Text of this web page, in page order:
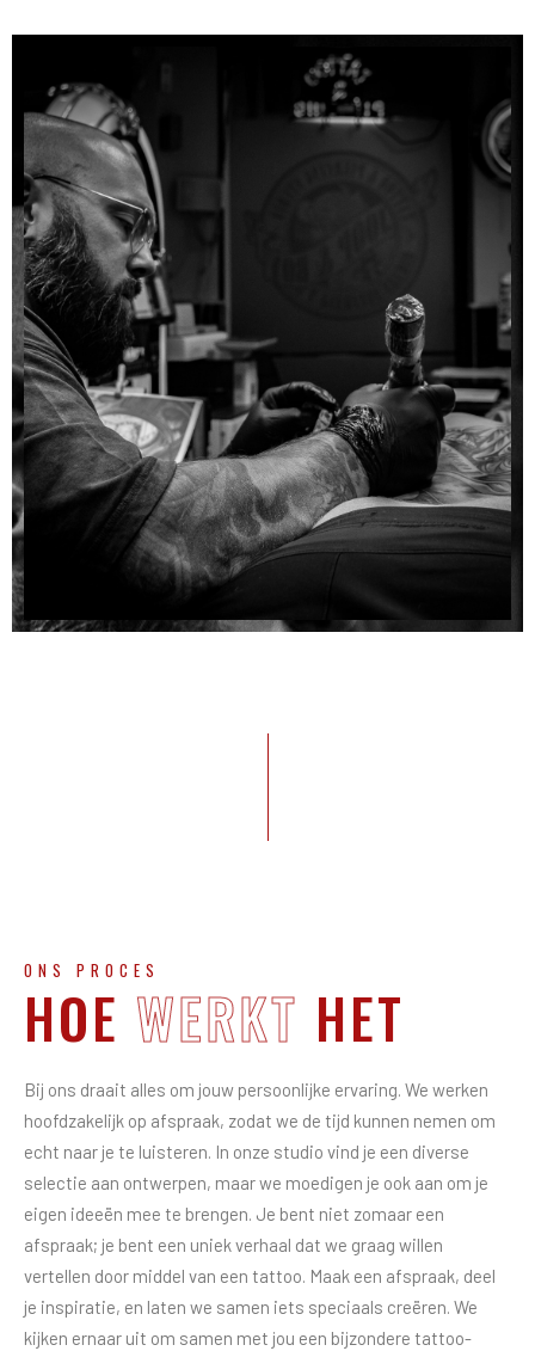
ONS PROCES
HOE WERKT HET
Bij ons draait alles om jouw persoonlijke ervaring. We werken
hoofdzakelijk op afspraak, zodat we de tijd kunnen nemen om
echt naar je te luisteren. In onze studio vind je een diverse
selectie aan ontwerpen, maar we moedigen je ook aan om je
eigen ideeën mee te brengen. Je bent niet zomaar een
afspraak; je bent een uniek verhaal dat we graag willen
vertellen door middel van een tattoo. Maak een afspraak, deel
je inspiratie, en laten we samen iets speciaals creëren. We
kijken ernaar uit om samen met jou een bijzondere tattoo-